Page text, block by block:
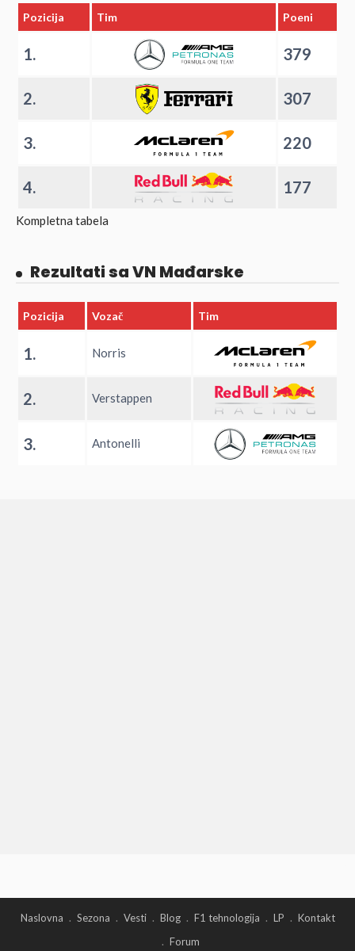
Pozicija Tim Poeni
1. 379
2. 307
3. 220
4. 177
Kompletna tabela
Rezultati sa VN Mađarske
Pozicija Vozač Tim
1. Norris
2. Verstappen
3. Antonelli
Naslovna Sezona Vesti Blog F1 tehnologija LP
Kontakt
Forum